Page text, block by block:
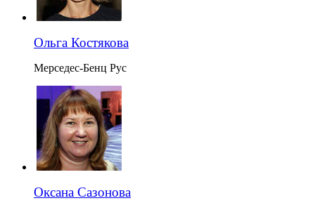
Ольга Костякова
Мерседес-Бенц Рус
Оксана Сазонова